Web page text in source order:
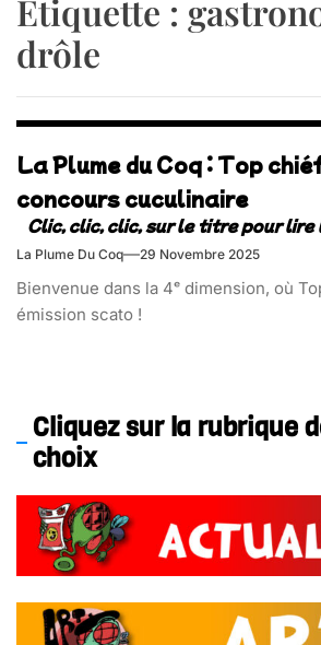
Étiquette :
drôle
La Plume du Coq : Top
concours cuculinaire
La Plume Du Coq 29 Novembre 2025
Bienvenue dans la 4ᵉ dimension, où
émission scato !
Cliquez sur la rubrique
choix